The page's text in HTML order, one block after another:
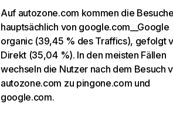
Auf autozone.com kommen die
hauptsächlich von google.com__Google
organic (39,45 % des Traffics), gefolgt
Direkt (35,04 %). In den meisten Fällen
wechseln die Nutzer nach dem Besuch
autozone.com zu pingone.com und
google.com.